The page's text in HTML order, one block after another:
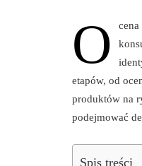
O
etapów, od
produktów na
podejmować
Spis treści